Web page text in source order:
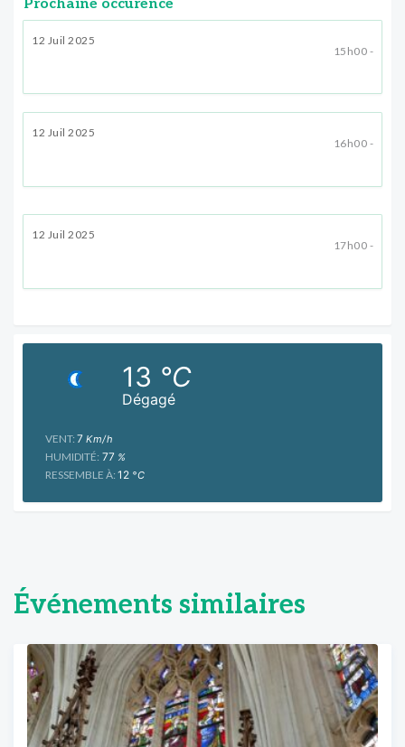
Prochaine occurence
12 Juil 2025
15h00 -
12 Juil 2025
16h00 -
12 Juil 2025
17h00 -
Dégagé
13 °C
VENT: 7 Km/h
HUMIDITÉ: 77 %
RESSEMBLE À: 12 °C
Événements similaires